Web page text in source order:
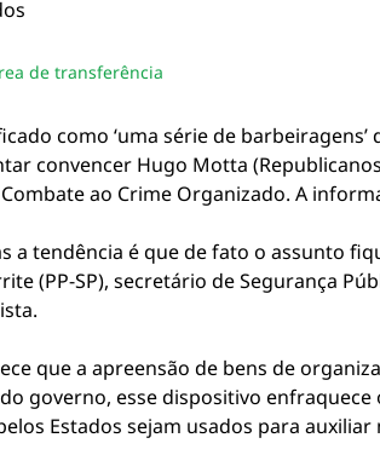
de transferência
como ‘uma série de
convencer Hugo Motta
ao Crime Organizado. A
tendência é que de fato o assunto
(PP-SP), secretário de Segurança
que a apreensão de bens de
governo, esse dispositivo
Estados sejam usados para